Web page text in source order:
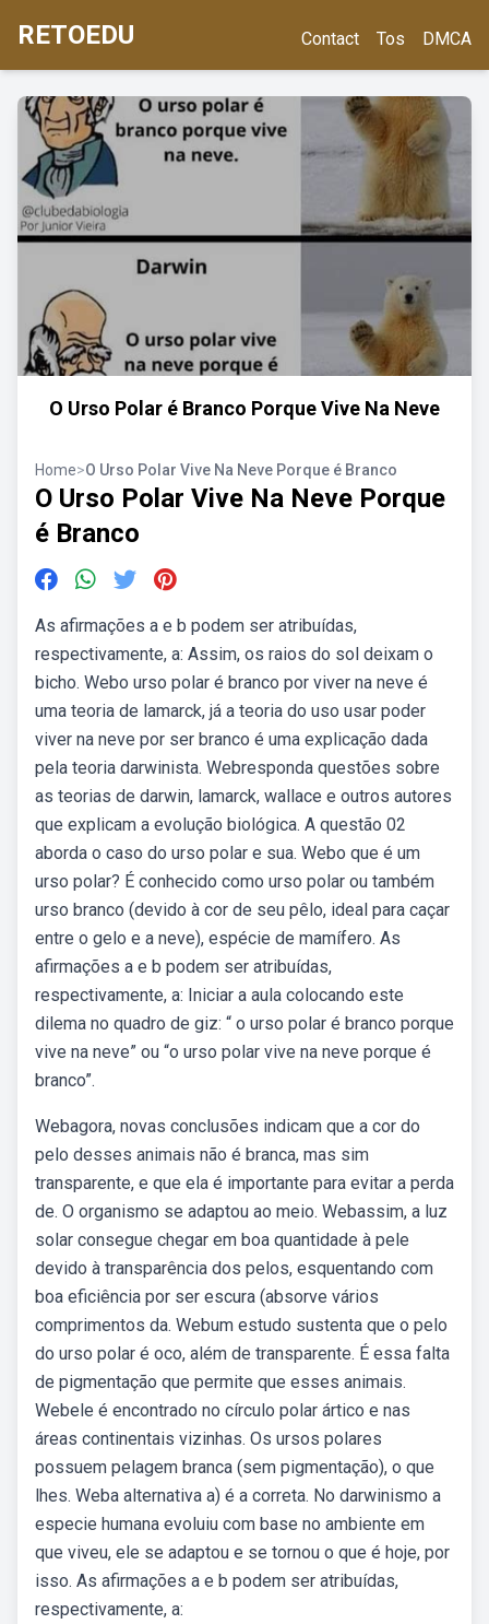
RETOEDU Contact Tos DMCA
O Urso Polar é Branco Porque Vive Na Neve
Home>O Urso Polar Vive Na Neve Porque é Branco
O Urso Polar Vive Na Neve Porque
é Branco
As afirmações a e b podem ser atribuídas,
respectivamente, a: Assim, os raios do sol deixam o
bicho. Webo urso polar é branco por viver na neve é
uma teoria de lamarck, já a teoria do uso usar poder
viver na neve por ser branco é uma explicação dada
pela teoria darwinista. Webresponda questões sobre
as teorias de darwin, lamarck, wallace e outros autores
que explicam a evolução biológica. A questão 02
aborda o caso do urso polar e sua. Webo que é um
urso polar? É conhecido como urso polar ou também
urso branco (devido à cor de seu pêlo, ideal para caçar
entre o gelo e a neve), espécie de mamífero. As
afirmações a e b podem ser atribuídas,
respectivamente, a: Iniciar a aula colocando este
dilema no quadro de giz: “ o urso polar é branco porque
vive na neve” ou “o urso polar vive na neve porque é
branco”.
Webagora, novas conclusões indicam que a cor do
pelo desses animais não é branca, mas sim
transparente, e que ela é importante para evitar a perda
de. O organismo se adaptou ao meio. Webassim, a luz
solar consegue chegar em boa quantidade à pele
devido à transparência dos pelos, esquentando com
boa eficiência por ser escura (absorve vários
comprimentos da. Webum estudo sustenta que o pelo
do urso polar é oco, além de transparente. É essa falta
de pigmentação que permite que esses animais.
Webele é encontrado no círculo polar ártico e nas
áreas continentais vizinhas. Os ursos polares
possuem pelagem branca (sem pigmentação), o que
lhes. Weba alternativa a) é a correta. No darwinismo a
especie humana evoluiu com base no ambiente em
que viveu, ele se adaptou e se tornou o que é hoje, por
isso. As afirmações a e b podem ser atribuídas,
respectivamente, a: